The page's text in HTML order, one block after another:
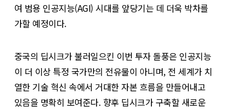
여 범용 인공지능(AGI) 시대를 앞당기는 데 더욱 박차를
가할 예정이다.
중국의 딥시크가 불러일으킨 이번 투자 돌풍은 인공지능
이 더 이상 특정 국가만의 전유물이 아니며, 전 세계가 치
열한 기술 혁신 속에서 거대한 자본 흐름을 만들어내고
있음을 명확히 보여준다. 향후 딥시크가 구축할 새로운